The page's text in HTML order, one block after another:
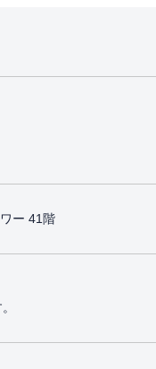
ー 41階